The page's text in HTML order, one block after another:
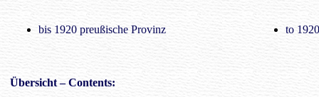
bis 1920 preußische Provinz to
Übersicht– Contents: